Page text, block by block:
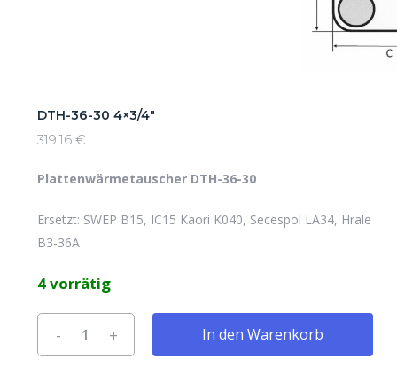
DTH-36-30 4×3/4″
319,16 €
Plattenwärmetauscher DTH-36-30
Ersetzt: SWEP B15, IC15 Kaori K040, Secespol LA34, Hrale
B3-36A
4 vorrätig
In den Warenkorb